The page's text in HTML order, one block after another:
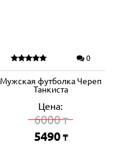
0
Мужская футболка Череп
Танкиста
Цена:
6000₸
5490 ₸